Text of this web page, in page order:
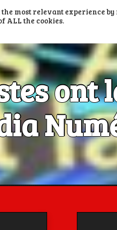
PAROLE PORTAIL
ont
the most relevant experience
ALL the cookies.